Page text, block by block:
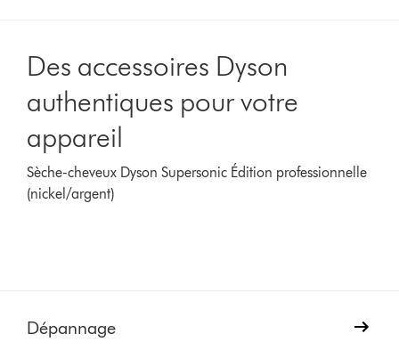
Des accessoires Dyson
authentiques pour votre
appareil
Sèche-cheveux Dyson Supersonic Édition professionnelle
(nickel/argent)
Dépannage